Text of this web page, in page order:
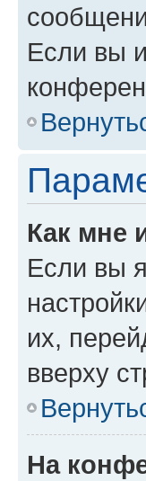
Если вы
Как мне
Если вы
их,
вверху
На